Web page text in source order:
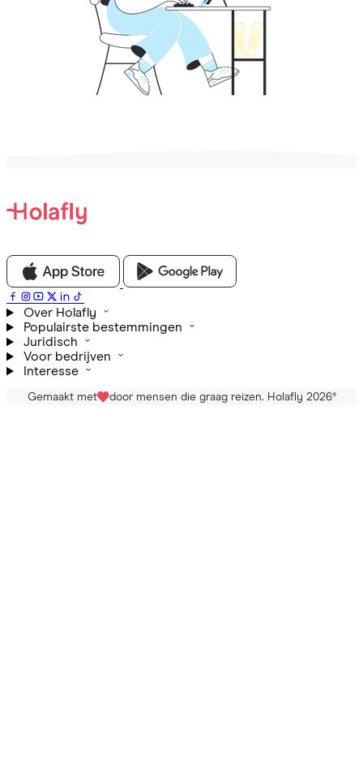
Over Holafly
Populairste bestemmingen
Juridisch
Voor bedrijven
Interesse
Gemaakt met door mensen die graag reizen. Holafly 2026®